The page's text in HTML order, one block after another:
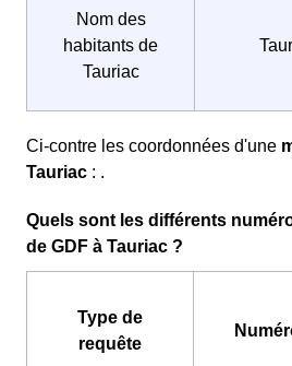
Nom des
habitants de
Tauriac
Ci-contre les coordonnées d'une
Tauriac : .
Quels sont les différents
de GDF à Tauriac ?
Type de
requête